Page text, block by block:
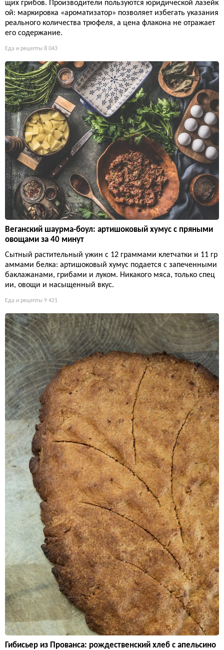
щих грибов. Производители пользуются юридической лазейк
ой: маркировка «ароматизатор» позволяет избегать указания
реального количества трюфеля, а цена флакона не отражает
его содержание.
Еда и рецепты 8 043
Веганский шаурма-боул: артишоковый хумус с пряными
овощами за 40 минут
Сытный растительный ужин с 12 граммами клетчатки и 11 гр
аммами белка: артишоковый хумус подается с запеченными
баклажанами, грибами и луком. Никакого мяса, только спец
ии, овощи и насыщенный вкус.
Еда и рецепты 9 421
Гибисьер из Прованса: рождественский хлеб с апельсино